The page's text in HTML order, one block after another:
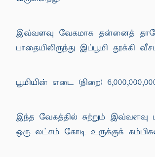
இவ்வளவு வேகமாக தன்னைத் தானே
பாதையிலிருந்து இப்பூமி தூக்கி
பூமியின் எடை (நிறை)
இந்த வேகத்தில் சுற்றும்
ஒரு லட்சம் கோடி உருக்குக்